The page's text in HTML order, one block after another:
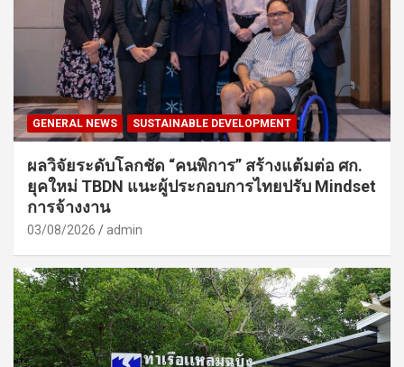
GENERAL NEWS SUSTAINABLE DEVELOPMENT
ผลวิจัยระดับโลกชัด “คนพิการ” สร้างแต้มต่อ ศก.
ยุคใหม่ TBDN แนะผู้ประกอบการไทยปรับ Mindset
การจ้างงาน
03/08/2026 admin